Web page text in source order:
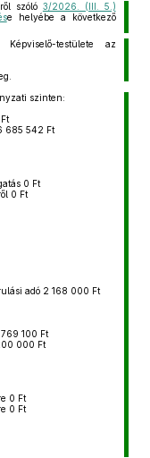
szóló 3/2026. (III. 5.)
e helyébe a következő
Képviselő-testülete az
szinten:
685 542 Ft
0 Ft
0 Ft
adó 2 168 000 Ft
100 Ft
000 Ft
0 Ft
0 Ft